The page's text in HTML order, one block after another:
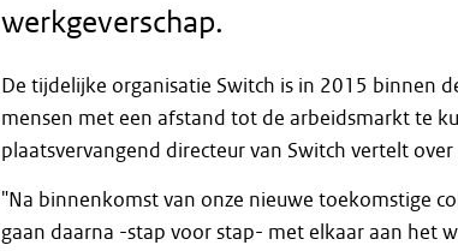
werkgeverschap.
De tijdelijke organisatie Switch is in 2015 binnen
mensen met een afstand tot de arbeidsmarkt te
plaatsvervangend directeur van Switch vertelt
"Na binnenkomst van onze nieuwe toekomstige
gaan daarna -stap voor stap- met elkaar aan het